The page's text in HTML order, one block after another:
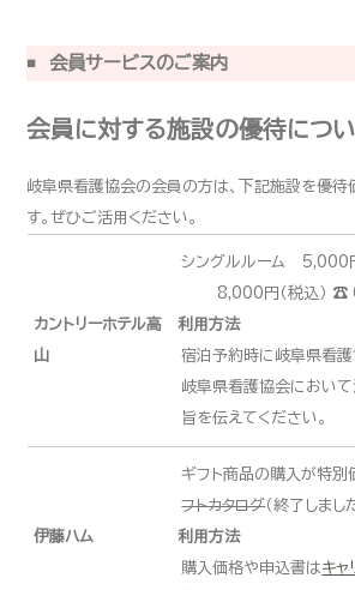
会員サービスのご案内
会員に対する施設の優待につ
岐阜県看護協会の会員の方は、下記施設を優待
す。ぜひご活用ください。
カントリーホテル高
山
シングルルーム 5,000円
8,000円（税込）
利用方法
宿泊予約時に岐阜県看護
岐阜県看護協会におい
旨を伝えてください。
伊藤ハム
ギフト商品の購入が特
フトカタログ（終了しまし
利用方法
購入価格や申込書はキャ